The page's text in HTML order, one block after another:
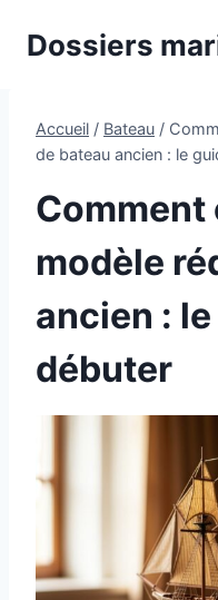
Dossiers
Accueil / Bateau /
de bateau ancien : le
modèle
ancien :
débuter